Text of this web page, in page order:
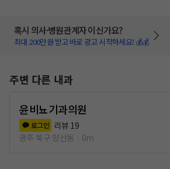
혹시 의사·병원관계자 이신가요?
최대 200만원 받고 바로 광고 시작하세요! 💰💰
주변 다른 내과
윤비뇨기과의원
로그인 리뷰 19
광주 북구 양산동
0m